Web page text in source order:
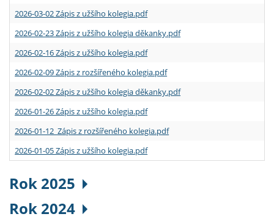
2026-03-02 Zápis z užšího kolegia.pdf
2026-02-23 Zápis z užšího kolegia děkanky.pdf
2026-02-16 Zápis z užšího kolegia.pdf
2026-02-09 Zápis z rozšířeného kolegia.pdf
2026-02-02 Zápis z užšího kolegia děkanky.pdf
2026-01-26 Zápis z užšího kolegia.pdf
2026-01-12 Zápis z rozšířeného kolegia.pdf
2026-01-05 Zápis z užšího kolegia.pdf
Rok 2025
Rok 2024